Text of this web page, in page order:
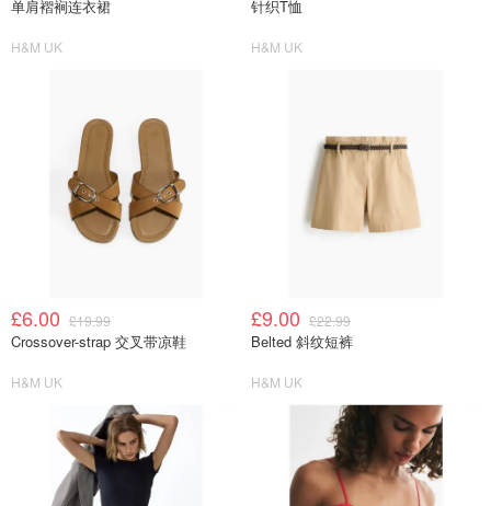
单肩褶裥连衣裙
H&M UK
针织T恤
H&M UK
£6.00 £19.99
Crossover-strap 交叉带凉鞋
H&M UK
£9.00 £22.99
Belted 斜纹短裤
H&M UK